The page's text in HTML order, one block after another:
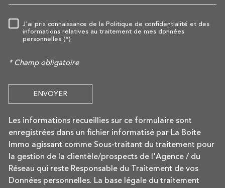
RÈGLEMENTATION
J'ai pris connaissance de la Politique de confidentialité et des
informations relatives au traitement de mes données
personnelles (*)
* Champ obligatoire
ENVOYER
Les informations recueillies sur ce formulaire sont
enregistrées dans un fichier informatisé par La Boite
Immo agissant comme Sous-traitant du traitement pour
la gestion de la clientèle/prospects de l'Agence / du
Réseau qui reste Responsable du Traitement de vos
Données personnelles. La base légale du traitement